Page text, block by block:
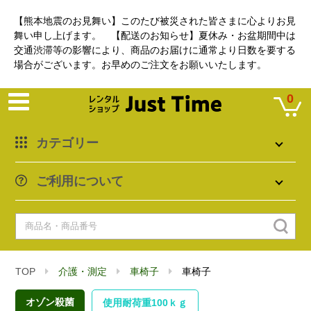
【熊本地震のお見舞い】このたび被災された皆さまに心よりお見
舞い申し上げます。 【配送のお知らせ】夏休み・お盆期間中は
交通渋滞等の影響により、商品のお届けに通常より日数を要する
場合がございます。お早めのご注文をお願いいたします。
カテゴリー
ご利用について
0
TOP 介護・測定 車椅子 車椅子
オゾン殺菌 使用耐荷重100ｋｇ